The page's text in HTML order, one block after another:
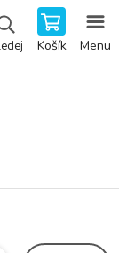
Košík Menu